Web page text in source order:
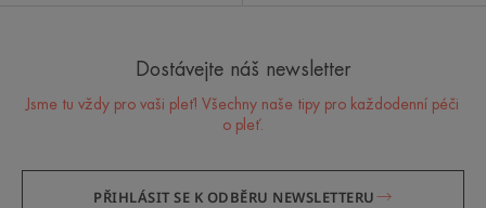
Dostávejte náš newsletter
Jsme tu vždy pro vaši pleť! Všechny naše tipy pro každodenní péči
o pleť.
PŘIHLÁSIT SE K ODBĚRU NEWSLETTERU